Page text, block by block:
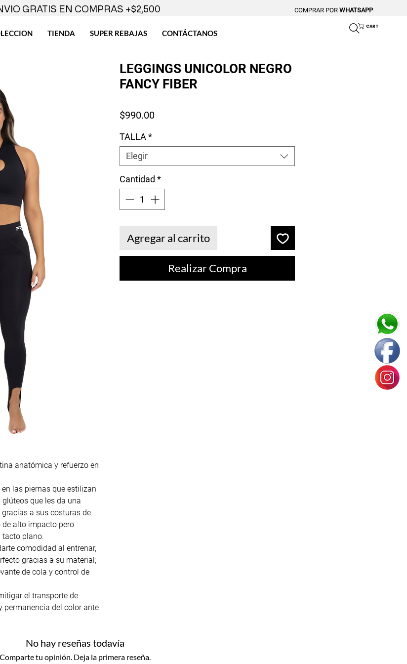
TIENDA SUPER REBAJAS CONTÁCTANOS
GRATIS EN COMPRAS +$2,500
CART
COMPRAR POR WHATSAPP
anatómica y refuerzo en
las piernas que estilizan
que les da una
a sus costuras de
de alto impacto pero
tacto plano.
comodidad al entrenar,
gracias a su material;
de cola y control de
el transporte de
permanencia del color ante
LEGGINGS UNICOLOR NEGRO
FANCY FIBER
$990.00Precio
TALLA *
Elegir
Cantidad *
Agregar al carrito
Realizar Compra
No hay reseñas todavía
Comparte tu opinión. Deja la primera reseña.